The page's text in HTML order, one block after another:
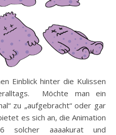
Möchte man ein
zu „aufgebracht“ oder gar
es sich an, die Animation
aaaakurat und